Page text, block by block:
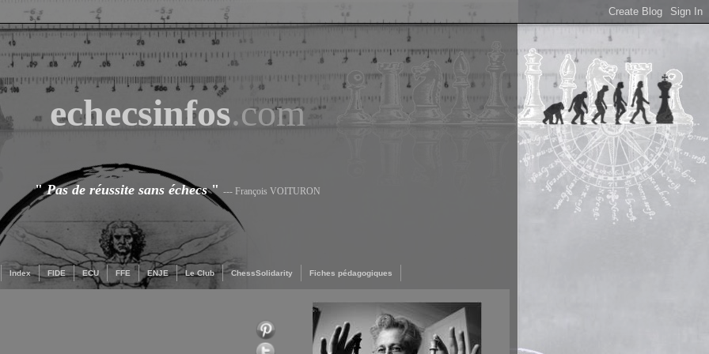
echecsinfos.com
"Pas de réussite sans échecs" --- François VOITURON
Index FIDE ECU FFE ENJE Le Club ChessSolidarity Fiches pédagogiques